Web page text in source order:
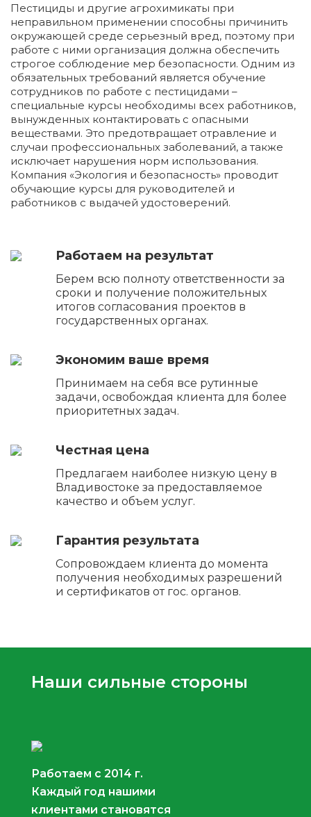
Пестициды и другие агрохимикаты при
неправильном применении способны причинить
окружающей среде серьезный вред, поэтому при
работе с ними организация должна обеспечить
строгое соблюдение мер безопасности. Одним из
обязательных требований является обучение
сотрудников по работе с пестицидами –
специальные курсы необходимы всех работников,
вынужденных контактировать с опасными
веществами. Это предотвращает отравление и
случаи профессиональных заболеваний, а также
исключает нарушения норм использования.
Компания «Экология и безопасность» проводит
обучающие курсы для руководителей и
работников с выдачей удостоверений.
Работаем на результат
Берем всю полноту ответственности за
сроки и получение положительных
итогов согласования проектов в
государственных органах.
Экономим ваше время
Принимаем на себя все рутинные
задачи, освобождая клиента для более
приоритетных задач.
Честная цена
Предлагаем наиболее низкую цену в
Владивостоке за предоставляемое
качество и объем услуг.
Гарантия результата
Сопровождаем клиента до момента
получения необходимых разрешений
и сертификатов от гос. органов.
Наши сильные стороны
Работаем с 2014 г.
Каждый год нашими
клиентами становятся